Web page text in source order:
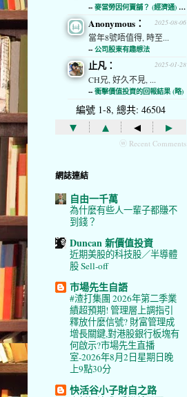
-- 麥當勞因何賣舖？ (經濟通) (略)
2025-08-06
Anonymous：
當年8號唔值得, 時至...
-- 公司股東有趣想法
2025-01-28
止凡：
CH兄, 好久不見, ...
-- 衝擊價值投資的回報結果 (略)
編號 1-8, 總共: 46504
▾ ▴ ◂ ▸
ⓦ Recent Comments
網誌連結
自由一千萬
為什麼有些人一輩子都賺不
到錢？
Duncan 新價值投資
近期美股的科技股／半導體
股 Sell-off
市場先生自語
#渣打集團 2026年第二季業
績超預期! 管理層上調指引
釋放什麼信號? 財富管理成
增長關鍵,對港股銀行板塊有
何啟示?市場先生直播
室-2026年8月2日星期日晚
上9點30分
快活谷小子財自之路